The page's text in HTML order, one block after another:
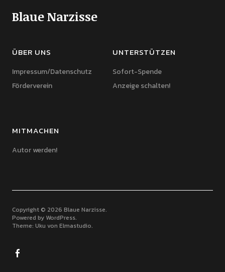
Blaue Narzisse
ÜBER UNS
Impressum/Datenschutz
Förderverein
UNTERSTÜTZEN
Sofort-Spende
Anzeige schalten!
MITMACHEN
Autor werden!
Copyright © 2026 Blaue Narzisse
Powered by WordPress
Theme: Uku von Elmastudio